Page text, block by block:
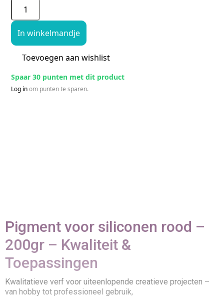
In winkelmandje
Toevoegen aan wishlist
Spaar 30 punten met dit product
Log inom punten te sparen.
Pigment voor siliconen rood –
200gr – Kwaliteit &
Toepassingen
Kwalitatieve verf voor uiteenlopende creatieve projecten –
van hobby tot professioneel gebruik,